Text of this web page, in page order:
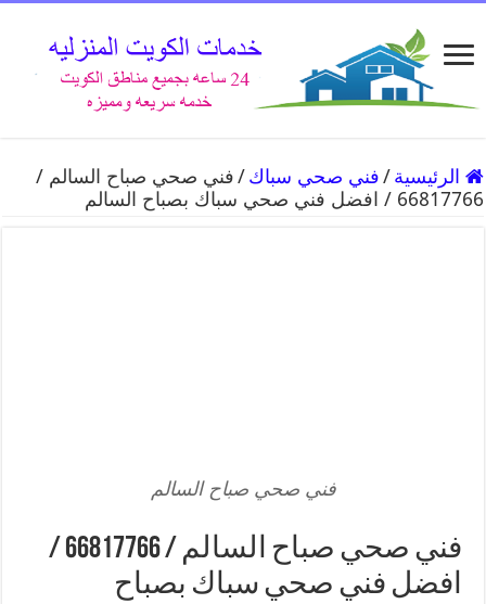
الرئيسية /فني صحي سباك /فني صحي صباح السالم /
66817766 / افضل فني صحي سباك بصباح السالم
فني صحي صباح السالم
فني صحي صباح السالم / 66817766 /
افضل فني صحي سباك بصباح